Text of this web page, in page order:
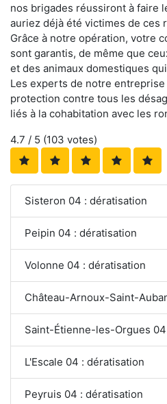
nos brigades réussiront à faire
auriez déjà été victimes de ces
Grâce à notre opération, votre
sont garantis, de même que
et des animaux domestiques
Les experts de notre
protection contre tous les
liés à la cohabitation avec les
4.7 / 5 (103 votes)
Sisteron 04 : dératisation
Peipin 04 : dératisation
Volonne 04 : dératisation
Château-Arnoux-Saint-
Saint-Étienne-les-Orgues
L'Escale 04 : dératisation
Peyruis 04 : dératisation